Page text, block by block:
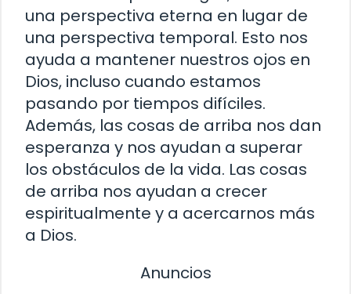
una perspectiva eterna en lugar de
una perspectiva temporal. Esto nos
ayuda a mantener nuestros ojos en
Dios, incluso cuando estamos
pasando por tiempos difíciles.
Además, las cosas de arriba nos dan
esperanza y nos ayudan a superar
los obstáculos de la vida. Las cosas
de arriba nos ayudan a crecer
espiritualmente y a acercarnos más
a Dios.
Anuncios